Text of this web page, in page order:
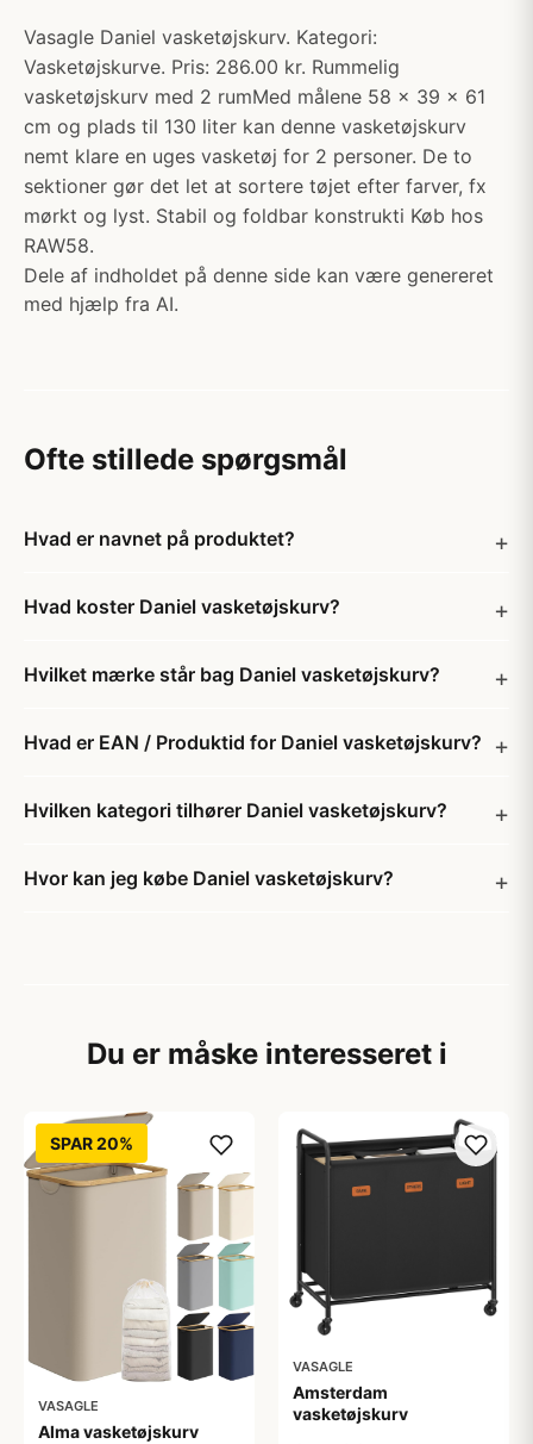
Vasagle Daniel vasketøjskurv. Kategori:
Vasketøjskurve. Pris: 286.00 kr. Rummelig
vasketøjskurv med 2 rumMed målene 58 x 39 x 61
cm og plads til 130 liter kan denne vasketøjskurv
nemt klare en uges vasketøj for 2 personer. De to
sektioner gør det let at sortere tøjet efter farver, fx
mørkt og lyst. Stabil og foldbar konstrukti Køb hos
RAW58.
Dele af indholdet på denne side kan være genereret
med hjælp fra AI.
Ofte stillede spørgsmål
Hvad er navnet på produktet?
Hvad koster Daniel vasketøjskurv?
Hvilket mærke står bag Daniel vasketøjskurv?
Hvad er EAN / Produktid for Daniel vasketøjskurv?
Hvilken kategori tilhører Daniel vasketøjskurv?
Hvor kan jeg købe Daniel vasketøjskurv?
Du er måske interesseret i
SPAR 20%
VASAGLE
Alma vasketøjskurv
VASAGLE
Amsterdam
vasketøjskurv